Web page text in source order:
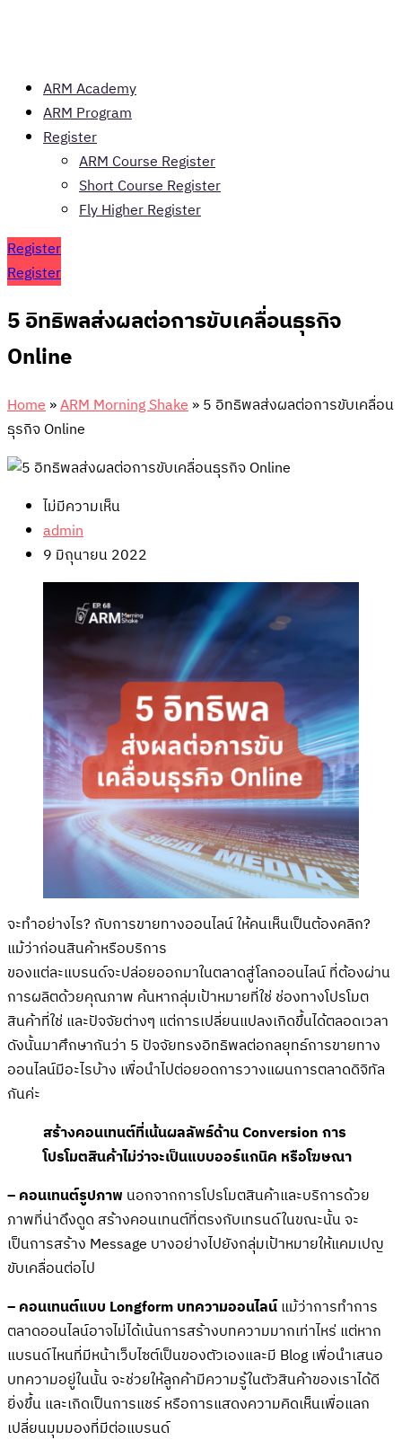
ARM Academy
ARM Program
Register
ARM Course Register
Short Course Register
Fly Higher Register
Register
Register
5 อิทธิพลส่งผลต่อการขับเคลื่อนธุรกิจ
Online
Home»ARM Morning Shake»5 อิทธิพลส่งผลต่อการขับเคลื่อน
ธุรกิจ Online
ไม่มีความเห็น
admin
9 มิถุนายน 2022
จะทำอย่างไร? กับการขายทางออนไลน์ ให้คนเห็นเป็นต้องคลิก?
แม้ว่าก่อนสินค้าหรือบริการ
ของแต่ละแบรนด์จะปล่อยออกมาในตลาดสู่โลกออนไลน์ ที่ต้องผ่าน
การผลิตด้วยคุณภาพ ค้นหากลุ่มเป้าหมายที่ใช่ ช่องทางโปรโมต
สินค้าที่ใช่ และปัจจัยต่างๆ แต่การเปลี่ยนแปลงเกิดขึ้นได้ตลอดเวลา
ดังนั้นมาศึกษากันว่า 5 ปัจจัยทรงอิทธิพลต่อกลยุทธ์การขายทาง
ออนไลน์มีอะไรบ้าง เพื่อนำไปต่อยอดการวางแผนการตลาดดิจิทัล
กันค่ะ
สร้างคอนเทนต์ที่เน้นผลลัพธ์ด้าน Conversion การ
โปรโมตสินค้าไม่ว่าจะเป็นแบบออร์แกนิค หรือโฆษณา
– คอนเทนต์รูปภาพ นอกจากการโปรโมตสินค้าและบริการด้วย
ภาพที่น่าดึงดูด สร้างคอนเทนต์ที่ตรงกับเทรนด์ในขณะนั้น จะ
เป็นการสร้าง Message บางอย่างไปยังกลุ่มเป้าหมายให้แคมเปญ
ขับเคลื่อนต่อไป
– คอนเทนต์แบบ Longform บทความออนไลน์แม้ว่าการทำการ
ตลาดออนไลน์อาจไม่ได้เน้นการสร้างบทความมากเท่าไหร่ แต่หาก
แบรนด์ไหนที่มีหน้าเว็บไซต์เป็นของตัวเองและมี Blog เพื่อนำเสนอ
บทความอยู่ในนั้น จะช่วยให้ลูกค้ามีความรู้ในตัวสินค้าของเราได้ดี
ยิ่งขึ้น และเกิดเป็นการแชร์ หรือการแสดงความคิดเห็นเพื่อแลก
เปลี่ยนมุมมองที่มีต่อแบรนด์